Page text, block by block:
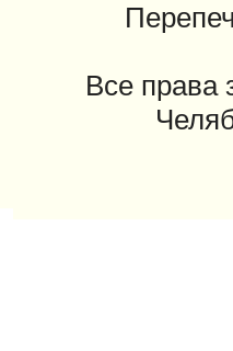
Все права